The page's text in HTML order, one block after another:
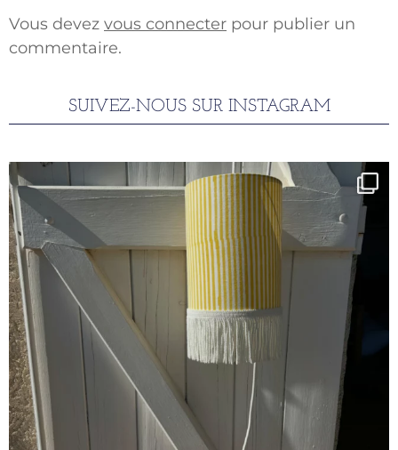
Vous devez vous connecter pour publier un
commentaire.
SUIVEZ-NOUS SUR INSTAGRAM